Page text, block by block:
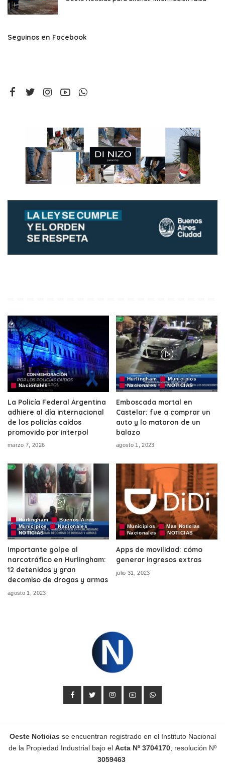
Seguinos en Facebook
Nacionales
La Policía Federal Argentina
adhiere al día internacional
de los policías caídos
promovido por interpol
marzo 7, 2026
Hurlingham
Municipios
Nacionales
NOTICIAS
Emboscada mortal en
Castelar: fue a comprar un
auto y lo mataron de un
balazo
agosto 1, 2023
Hurlingham
Buenos Aires
Municipios
Nacionales
NOTICIAS
Importante golpe al
narcotráfico en Hurlingham:
12 detenidos y gran
decomiso de drogas y armas
agosto 1, 2023
Municipios
Mas Noticias
Nacionales
NOTICIAS
Apps de movilidad: cómo
generar ingresos extras
julio 31, 2023
Oeste Noticias se encuentran registrado en el Instituto Nacional
de la Propiedad Industrial bajo el Acta Nº 3704170, resolución Nº
3059463